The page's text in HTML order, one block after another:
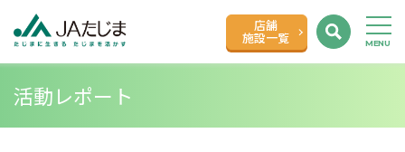
店舗
施設一覧
活動レポート